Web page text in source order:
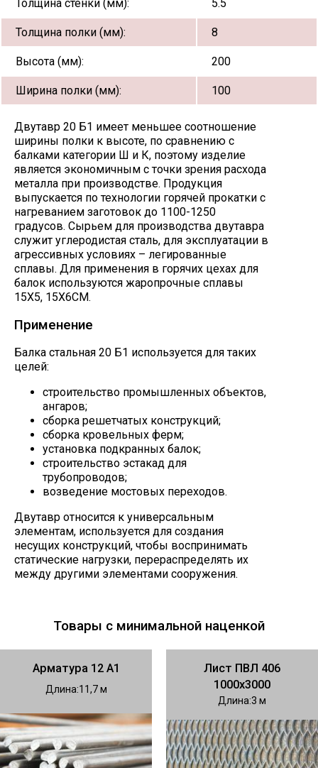
Толщина стенки (мм): 5.5
Толщина полки (мм): 8
Высота (мм): 200
Ширина полки (мм): 100
Двутавр 20 Б1 имеет меньшее соотношение
ширины полки к высоте, по сравнению с
балками категории Ш и К, поэтому изделие
является экономичным с точки зрения расхода
металла при производстве. Продукция
выпускается по технологии горячей прокатки с
нагреванием заготовок до 1100-1250
градусов. Сырьем для производства двутавра
служит углеродистая сталь, для эксплуатации в
агрессивных условиях – легированные
сплавы. Для применения в горячих цехах для
балок используются жаропрочные сплавы
15Х5, 15Х6СМ.
Применение
Балка стальная 20 Б1 используется для таких
целей:
строительство промышленных объектов,
ангаров;
сборка решетчатых конструкций;
сборка кровельных ферм;
установка подкранных балок;
строительство эстакад для
трубопроводов;
возведение мостовых переходов.
Двутавр относится к универсальным
элементам, используется для создания
несущих конструкций, чтобы воспринимать
статические нагрузки, перераспределять их
между другими элементами сооружения.
Товары с минимальной наценкой
Арматура 12 А1
Длина 11,7
Лист ПВЛ 406
1000х3000
Длина 3